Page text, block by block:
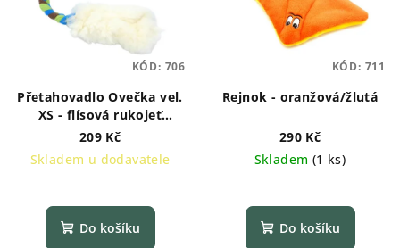
Přetahovadlo Ovečka vel.
XS - flísová rukojeť
MODRÁ
209 Kč
Skladem u dodavatele
Do košíku
KÓD: 706
Rejnok - oranžová/žlutá
290 Kč
Skladem (1 ks)
Do košíku
KÓD: 711